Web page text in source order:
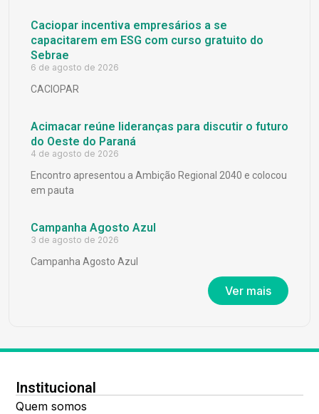
Caciopar incentiva empresários a se
capacitarem em ESG com curso gratuito do
Sebrae
6 de agosto de 2026
CACIOPAR
Acimacar reúne lideranças para discutir o futuro
do Oeste do Paraná
4 de agosto de 2026
Encontro apresentou a Ambição Regional 2040 e colocou
em pauta
Campanha Agosto Azul
3 de agosto de 2026
Campanha Agosto Azul
Ver mais
Institucional
Quem somos